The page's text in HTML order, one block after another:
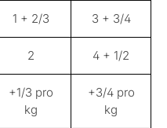
1 + 2/3 3 + 3/4
2 4 + 1/2
+1/3 pro
kg
+3/4 pro
kg